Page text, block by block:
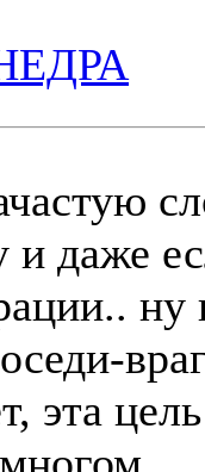
даже
ну
эта цель